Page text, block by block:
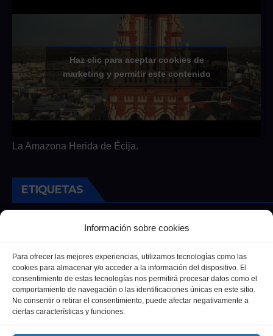
Información sobre cookies
Para ofrecer las mejores experiencias, utilizamos tecnologías como las
cookies para almacenar y/o acceder a la información del dispositivo. El
consentimiento de estas tecnologías nos permitirá procesar datos como el
comportamiento de navegación o las identificaciones únicas en este sitio.
No consentir o retirar el consentimiento, puede afectar negativamente a
ciertas características y funciones.
Haz clic para aceptar cookies de
marketing y permitir este contenido
La Amazona Herida de Écija.
ETIQUETAS
Andalucía Cultura Deportes